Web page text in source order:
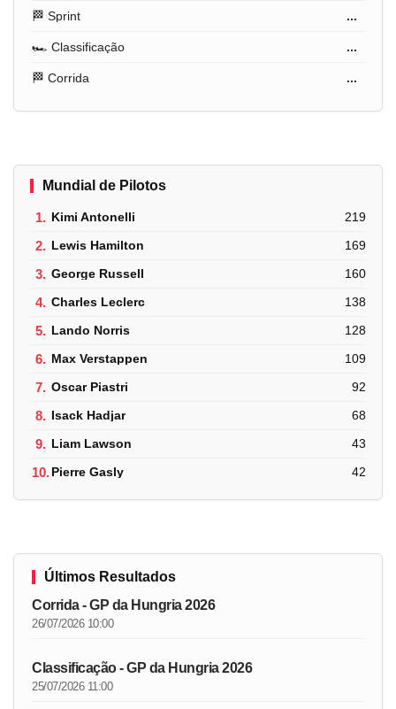
🏁 Sprint ...
🏎️ Classificação ...
🏁 Corrida ...
Mundial de Pilotos
1. Kimi Antonelli 219
2. Lewis Hamilton 169
3. George Russell 160
4. Charles Leclerc 138
5. Lando Norris 128
6. Max Verstappen 109
7. Oscar Piastri 92
8. Isack Hadjar 68
9. Liam Lawson 43
10.Pierre Gasly 42
Últimos Resultados
Corrida - GP da Hungria 2026
26/07/2026 10:00
Classificação - GP da Hungria 2026
25/07/2026 11:00